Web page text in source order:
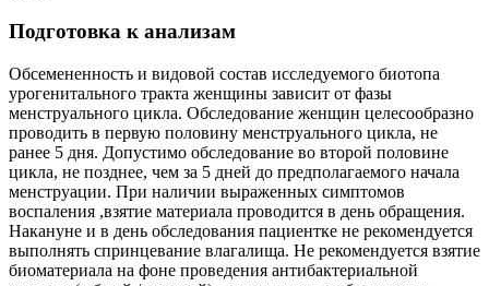
Подготовка к анализам
Обсемененность и видовой состав исследуемого биотопа
урогенитального тракта женщины зависит от фазы
менструального цикла. Обследование женщин целесообразно
проводить в первую половину менструального цикла, не
ранее 5 дня. Допустимо обследование во второй половине
цикла, не позднее, чем за 5 дней до предполагаемого начала
менструации. При наличии выраженных симптомов
воспаления ,взятие материала проводится в день обращения.
Накануне и в день обследования пациентке не рекомендуется
выполнять спринцевание влагалища. Не рекомендуется взятие
биоматериала на фоне проведения антибактериальной